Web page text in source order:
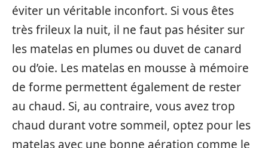
éviter un véritable inconfort. Si vous êtes
très frileux la nuit, il ne faut pas hésiter sur
les matelas en plumes ou duvet de canard
ou d’oie. Les matelas en mousse à mémoire
de forme permettent également de rester
au chaud. Si, au contraire, vous avez trop
chaud durant votre sommeil, optez pour les
matelas avec une bonne aération comme le